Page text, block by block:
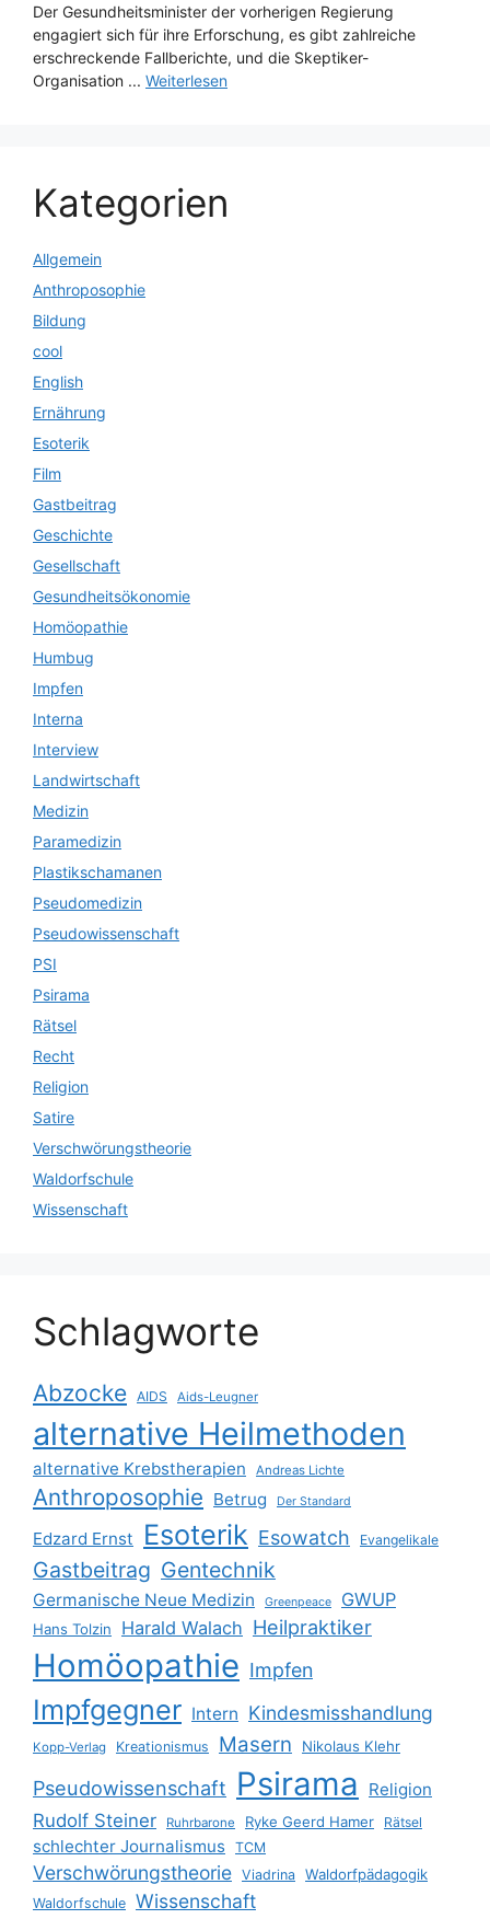
Der Gesundheitsminister der vorherigen Regierung
engagiert sich für ihre Erforschung, es gibt zahlreiche
erschreckende Fallberichte, und die Skeptiker-
Organisation ... Weiterlesen
Kategorien
Allgemein
Anthroposophie
Bildung
cool
English
Ernährung
Esoterik
Film
Gastbeitrag
Geschichte
Gesellschaft
Gesundheitsökonomie
Homöopathie
Humbug
Impfen
Interna
Interview
Landwirtschaft
Medizin
Paramedizin
Plastikschamanen
Pseudomedizin
Pseudowissenschaft
PSI
Psirama
Rätsel
Recht
Religion
Satire
Verschwörungstheorie
Waldorfschule
Wissenschaft
Schlagworte
Abzocke AIDS Aids-Leugner
alternative Heilmethoden
alternative Krebstherapien Andreas Lichte
Anthroposophie Betrug Der Standard
Edzard Ernst Esoterik Esowatch Evangelikale
Gastbeitrag Gentechnik
Germanische Neue Medizin Greenpeace GWUP
Hans Tolzin Harald Walach Heilpraktiker
Homöopathie Impfen
Impfgegner Intern Kindesmisshandlung
Kopp-Verlag Kreationismus Masern Nikolaus Klehr
Pseudowissenschaft Psirama Religion
Rudolf Steiner Ruhrbarone Ryke Geerd Hamer Rätsel
schlechter Journalismus TCM
Verschwörungstheorie Viadrina Waldorfpädagogik
Waldorfschule Wissenschaft